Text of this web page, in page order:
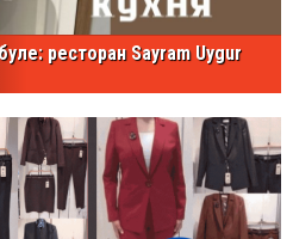
ресторан Sayram Uygur